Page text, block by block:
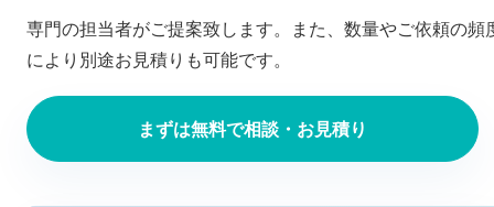
専門の担当者がご提案致します。また、数量やご依頼の頻
により別途お見積りも可能です。
まずは無料で相談・お見積り